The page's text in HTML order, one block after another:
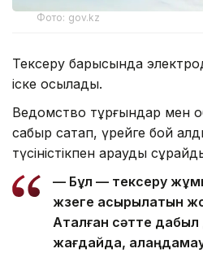
Фото: gov.kz
Тексеру барысында
іске қосылады.
Ведомство тұрғындар мен
сабыр сақтап, үрейге бой
түсіністікпен қарауды
— Бұл — тексеру
жүзеге асырылатын
Аталған сәтте
жағдайда,